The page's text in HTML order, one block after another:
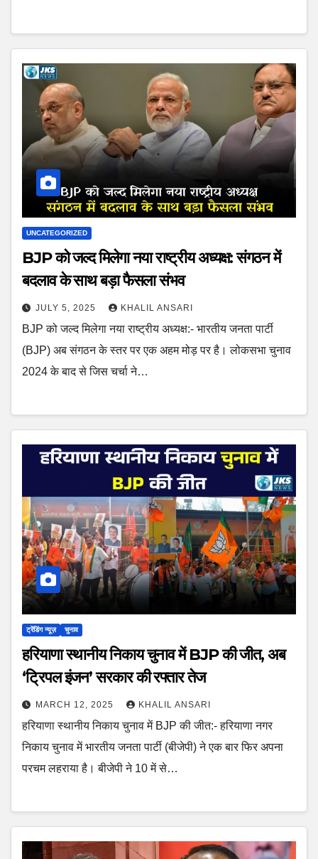
UNCATEGORIZED
BJP को जल्द मिलेगा नया राष्ट्रीय अध्यक्ष: संगठन में
बदलाव के साथ बड़ा फैसला संभव
JULY 5, 2025 KHALIL ANSARI
BJP को जल्द मिलेगा नया राष्ट्रीय अध्यक्ष:- भारतीय जनता पार्टी
(BJP) अब संगठन के स्तर पर एक अहम मोड़ पर है। लोकसभा चुनाव
2024 के बाद से जिस चर्चा ने…
ट्रेंडिंग न्यूज़ चुनाव
हरियाणा स्थानीय निकाय चुनाव में BJP की जीत, अब
‘ट्रिपल इंजन’ सरकार की रफ्तार तेज
MARCH 12, 2025 KHALIL ANSARI
हरियाणा स्थानीय निकाय चुनाव में BJP की जीत:- हरियाणा नगर
निकाय चुनाव में भारतीय जनता पार्टी (बीजेपी) ने एक बार फिर अपना
परचम लहराया है। बीजेपी ने 10 में से…